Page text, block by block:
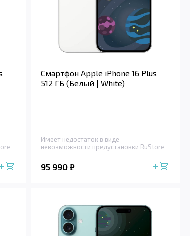
Смартфон Apple iPhone 16 Plus
512 ГБ (Белый | White)
Имеет недостаток в виде
невозможности предустановки RuStore
95 990 ₽